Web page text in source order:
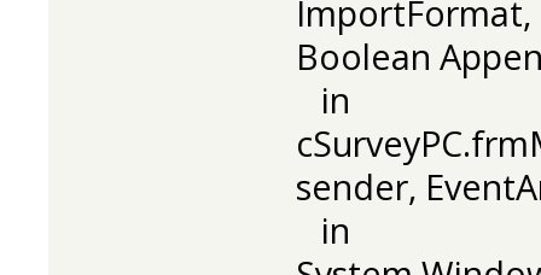
ImportFormat,
Boolean
in
sender,
in